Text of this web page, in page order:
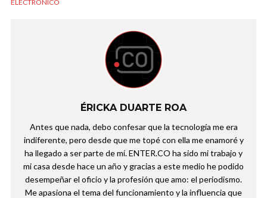
ELECTRÓNICO
ÉRICKA DUARTE ROA
Antes que nada, debo confesar que la tecnología me era
indiferente, pero desde que me topé con ella me enamoré y
ha llegado a ser parte de mí. ENTER.CO ha sido mi trabajo y
mi casa desde hace un año y gracias a este medio he podido
desempeñar el oficio y la profesión que amo: el periodismo.
Me apasiona el tema del funcionamiento y la influencia que